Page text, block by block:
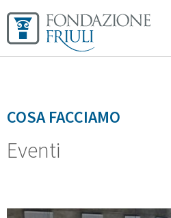
COSA FACCIAMO
Eventi